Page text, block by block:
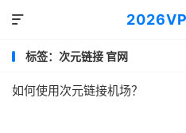

标签：次元链接 官网
如何使用次元链接机场？